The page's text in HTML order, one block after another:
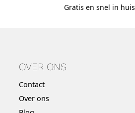
Gratis en snel in huis
OVER ONS
Contact
Over ons